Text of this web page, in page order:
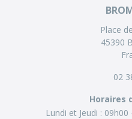
Place
45390
02
Horaires
Lundi et Jeudi : 09h00